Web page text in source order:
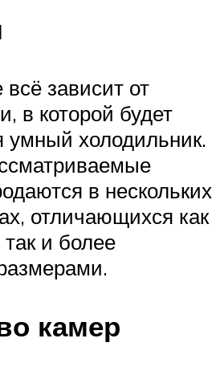
зависит от
в которой будет
умный холодильник.
в нескольких
отличающихся как
и более
камер